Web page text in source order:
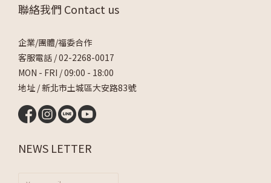
聯絡我們 Contact us
企業/團體/福委合作
客服電話 /02-2268-0017
MON - FRI / 09:00 - 18:00
地址 / 新北市土城區大安路83號
NEWS LETTER